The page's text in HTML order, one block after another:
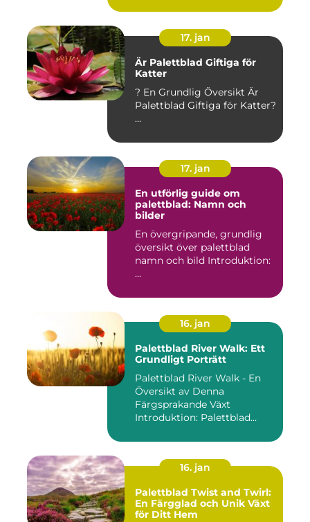
17. jan
Är Palettblad Giftiga för
Katter
? En Grundlig Översikt Är
Palettblad Giftiga för Katter?
...
17. jan
En utförlig guide om
palettblad: Namn och
bilder
En övergripande, grundlig
översikt över palettblad
namn och bild Introduktion:
...
16. jan
Palettblad River Walk: Ett
Grundligt Porträtt
Palettblad River Walk - En
Översikt av Denna
Färgsprakande Växt
Introduktion: Palettblad
16. jan
Palettblad Twist and Twirl:
En Färgglad och Unik Växt
för Ditt Hem